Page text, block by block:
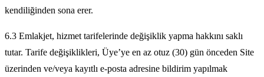
kendiliğinden sona erer.
6.3 Emlakjet, hizmet tarifelerinde değişiklik yapma hakkını saklı
tutar. Tarife değişiklikleri, Üye’ye en az otuz (30) gün önceden Site
üzerinden ve/veya kayıtlı e-posta adresine bildirim yapılmak